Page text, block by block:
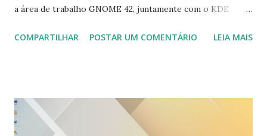
a área de trabalho GNOME 42, juntamente com o KDE
"Como a cada (quase) semestre, há um novo aumento de
versões 40 e 41. O tema shell agora inclui um visual mais
moderno, removendo as setas dos menus pop-up e usando
COMPARTILHAR POSTAR UM COMENTÁRIO LEIA MAIS